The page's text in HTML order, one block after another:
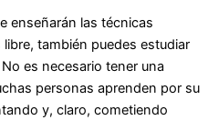
enseñarán las técnicas
también puedes estudiar
es necesario tener una
personas aprenden por su
y, claro, cometiendo